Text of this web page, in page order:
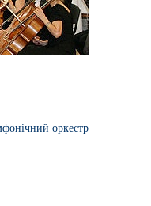
оркестр